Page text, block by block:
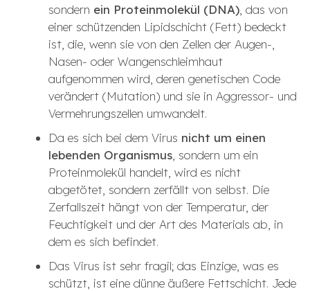
sondern ein Proteinmolekül (DNA) , das von
einer schützenden Lipidschicht (Fett) bedeckt
ist, die, wenn sie von den Zellen der Augen-,
Nasen- oder Wangenschleimhaut
aufgenommen wird, deren genetischen Code
verändert (Mutation) und sie in Aggressor- und
Vermehrungszellen umwandelt.
Da es sich bei dem Virus nicht um einen
lebenden Organismus , sondern um ein
Proteinmolekül handelt, wird es nicht
abgetötet, sondern zerfällt von selbst. Die
Zerfallszeit hängt von der Temperatur, der
Feuchtigkeit und der Art des Materials ab, in
dem es sich befindet.
Das Virus ist sehr fragil; das Einzige, was es
schützt, ist eine dünne äußere Fettschicht. Jede